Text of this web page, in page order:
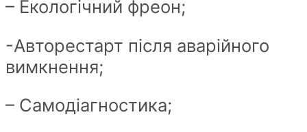
– Екологічний фреон;
-Авторестарт після аварійного
вимкнення;
– Самодіагностика;